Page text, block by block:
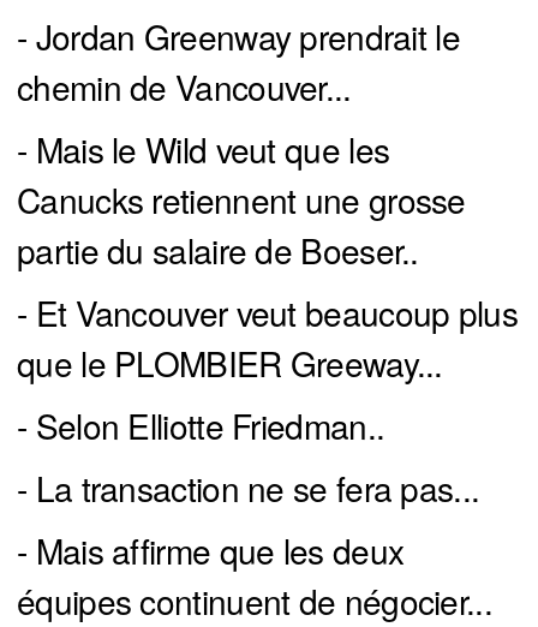
- Jordan Greenway prendrait le
chemin de Vancouver...
- Mais le Wild veut que les
Canucks retiennent une grosse
partie du salaire de Boeser..
- Et Vancouver veut beaucoup plus
que le PLOMBIER Greeway...
- Selon Elliotte Friedman..
- La transaction ne se fera pas...
- Mais affirme que les deux
équipes continuent de négocier...